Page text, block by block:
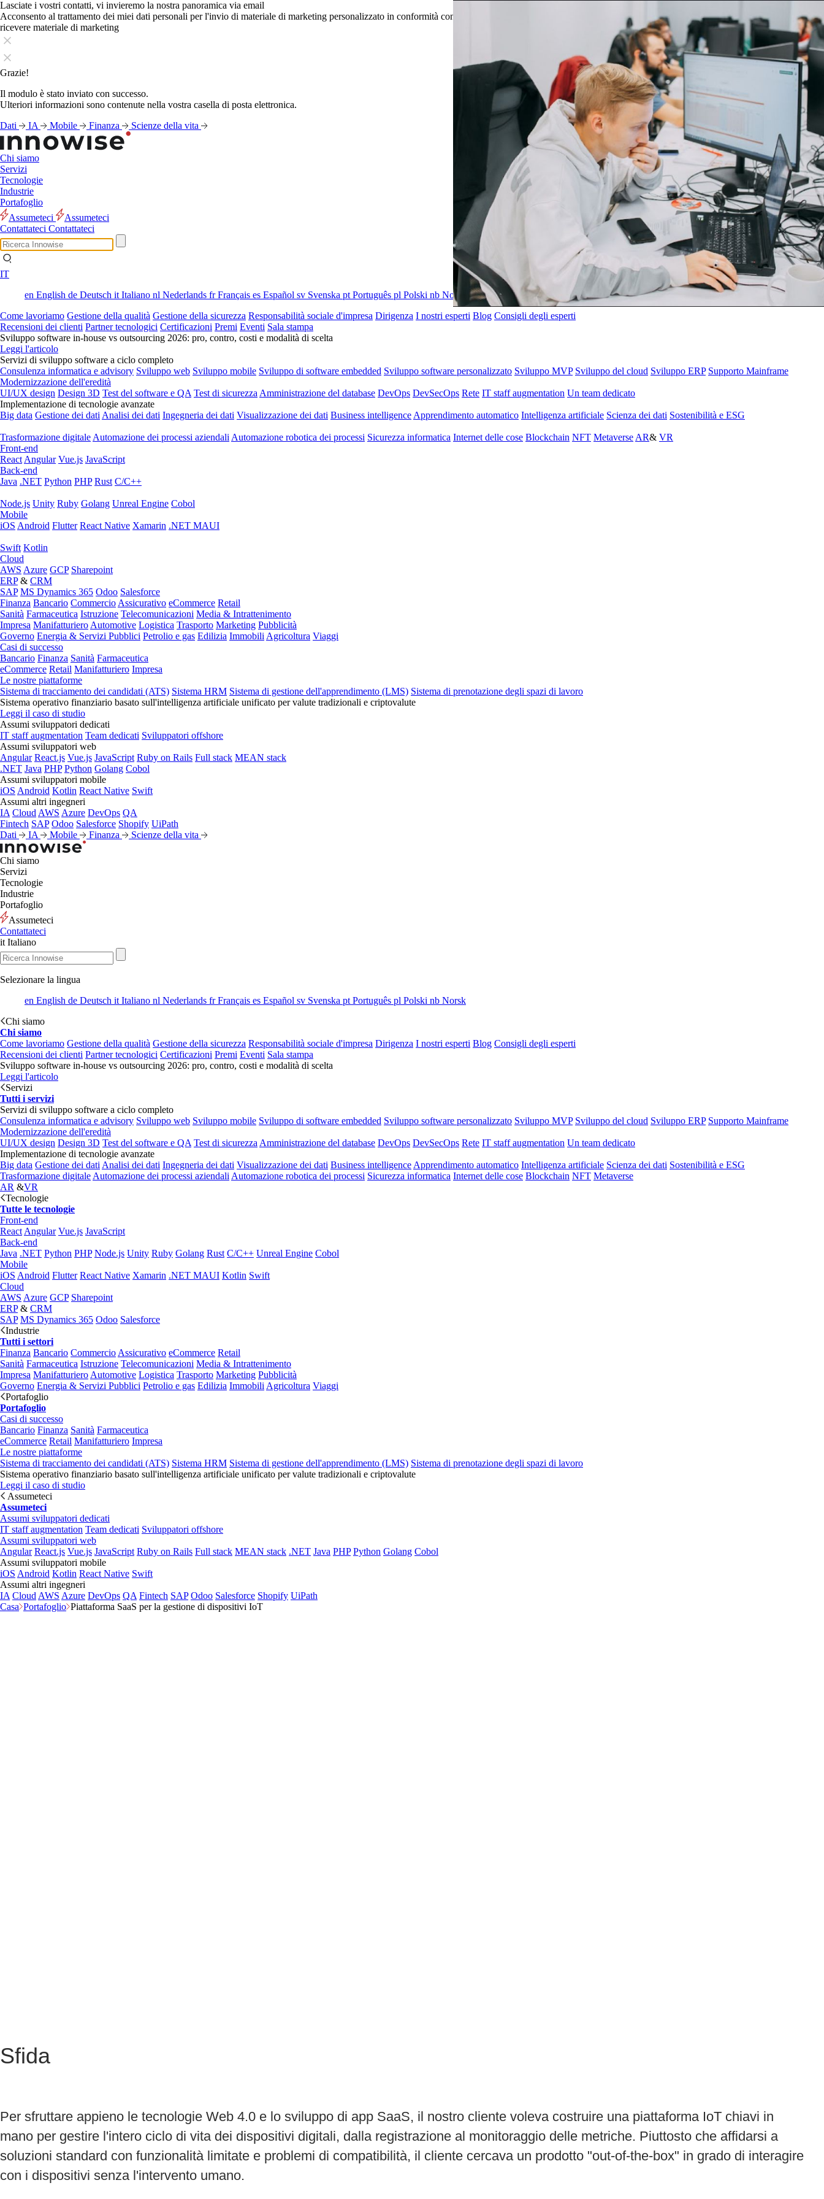
Lasciate i vostri contatti, vi invieremo la nostra panoramica via email
Acconsento al trattamento dei miei dati personali per l'invio di materiale di marketing personalizzato in conformità con la normativa vigente.
Informativa sulla privacy
. Confermando l'invio, l'utente accetta di
ricevere materiale di marketing
Grazie!
Il modulo è stato inviato con successo.
Ulteriori informazioni sono contenute nella vostra casella di posta elettronica.
Dati
IA Mobile Finanza Scienze della vita
Chi siamo
Servizi
Tecnologie
Industrie
Portafoglio
Assumeteci
Assumeteci
Contattateci Contattateci
IT
en English de Deutsch it Italiano nl Nederlands frFrançais es Español sv Svenska pt Português pl Polski nb Norsk
Come lavoriamo Gestione della qualità Gestione della sicurezza Responsabilità sociale d'impresa Dirigenza I nostri esperti Blog Consigli degli esperti
Recensioni dei clienti Partner tecnologici Certificazioni Premi Eventi Sala stampa
Sviluppo software in-house vs outsourcing 2026: pro, contro, costi e modalità di scelta
Leggi l'articolo
Servizi di sviluppo software a ciclo completo
Consulenza informatica e advisory Sviluppo web Sviluppo mobile Sviluppo di software embedded Sviluppo software personalizzato Sviluppo MVP Sviluppo del cloud Sviluppo ERP Supporto Mainframe
Modernizzazione dell'eredità
UI/UX design Design 3D Test del software e QA Test di sicurezza Amministrazione del database DevOps DevSecOps Rete IT staff augmentation Un team dedicato
Implementazione di tecnologie avanzate
Big data Gestione dei dati Analisi dei dati Ingegneria dei dati Visualizzazione dei dati Business intelligence Apprendimento automatico Intelligenza artificiale Scienza dei dati Sostenibilità e ESG
Trasformazione digitale Automazione dei processi aziendali Automazione robotica dei processi Sicurezza informatica Internet delle cose Blockchain NFT Metaverse AR& VR
Front-end
React Angular Vue.js JavaScript
Back-end
Java .NET Python PHP Rust C/C++
Node.js Unity Ruby Golang Unreal Engine Cobol
Mobile
iOS Android Flutter React Native Xamarin .NET MAUI
Swift Kotlin
Cloud
AWS Azure GCP Sharepoint
ERP& CRM
SAP MS Dynamics 365 Odoo Salesforce
Finanza Bancario Commercio Assicurativo eCommerce Retail
Sanità Farmaceutica Istruzione Telecomunicazioni Media & Intrattenimento
Impresa Manifatturiero Automotive Logistica Trasporto Marketing Pubblicità
Governo Energia & Servizi Pubblici Petrolio e gas Edilizia Immobili Agricoltura Viaggi
Casi di successo
Bancario Finanza Sanità Farmaceutica
eCommerce Retail Manifatturiero Impresa
Le nostre piattaforme
Sistema di tracciamento dei candidati (ATS) Sistema HRM Sistema di gestione dell'apprendimento (LMS) Sistema di prenotazione degli spazi di lavoro
Sistema operativo finanziario basato sull'intelligenza artificiale unificato per valute tradizionali e criptovalute
Leggi il caso di studio
Assumi sviluppatori dedicati
IT staff augmentation Team dedicati Sviluppatori offshore
Assumi sviluppatori web
Angular React.js Vue.js JavaScript Ruby on Rails Full stack MEAN stack
.NET Java PHP Python Golang Cobol
Assumi sviluppatori mobile
iOS Android Kotlin React Native Swift
Assumi altri ingegneri
IA Cloud AWS Azure DevOps QA
Fintech SAP Odoo Salesforce Shopify UiPath
Dati
IA Mobile Finanza Scienze della vita
Chi siamo
Servizi
Tecnologie
Industrie
Portafoglio
Assumeteci
Contattateci
it Italiano
Selezionare la lingua
en English de Deutsch it Italiano nl Nederlands frFrançais es Español sv Svenska pt Português pl Polski nb Norsk
Chi siamo
Chi siamo
Come lavoriamo Gestione della qualità Gestione della sicurezza Responsabilità sociale d'impresa Dirigenza I nostri esperti Blog Consigli degli esperti
Recensioni dei clienti Partner tecnologici Certificazioni Premi Eventi Sala stampa
Sviluppo software in-house vs outsourcing 2026: pro, contro, costi e modalità di scelta
Leggi l'articolo
Servizi
Tutti i servizi
Servizi di sviluppo software a ciclo completo
Consulenza informatica e advisory Sviluppo web Sviluppo mobile Sviluppo di software embedded Sviluppo software personalizzato Sviluppo MVP Sviluppo del cloud Sviluppo ERP Supporto Mainframe
Modernizzazione dell'eredità
UI/UX design Design 3D Test del software e QA Test di sicurezza Amministrazione del database DevOps DevSecOps Rete IT staff augmentation Un team dedicato
Implementazione di tecnologie avanzate
Big data Gestione dei dati Analisi dei dati Ingegneria dei dati Visualizzazione dei dati Business intelligence Apprendimento automatico Intelligenza artificiale Scienza dei dati Sostenibilità e ESG
Trasformazione digitale Automazione dei processi aziendali Automazione robotica dei processi Sicurezza informatica Internet delle cose Blockchain NFT Metaverse
AR &VR
Tecnologie
Tutte le tecnologie
Front-end
React Angular Vue.js JavaScript
Back-end
Java .NET Python PHP Node.js Unity Ruby Golang Rust C/C++ Unreal Engine Cobol
Mobile
iOS Android Flutter React Native Xamarin .NET MAUI Kotlin Swift
Cloud
AWS Azure GCP Sharepoint
ERP& CRM
SAP MS Dynamics 365 Odoo Salesforce
Industrie
Tutti i settori
Finanza Bancario Commercio Assicurativo eCommerce Retail
Sanità Farmaceutica Istruzione Telecomunicazioni Media & Intrattenimento
Impresa Manifatturiero Automotive Logistica Trasporto Marketing Pubblicità
Governo Energia & Servizi Pubblici Petrolio e gas Edilizia Immobili Agricoltura Viaggi
Portafoglio
Portafoglio
Casi di successo
Bancario Finanza Sanità Farmaceutica
eCommerce Retail Manifatturiero Impresa
Le nostre piattaforme
Sistema di tracciamento dei candidati (ATS) Sistema HRM Sistema di gestione dell'apprendimento (LMS) Sistema di prenotazione degli spazi di lavoro
Sistema operativo finanziario basato sull'intelligenza artificiale unificato per valute tradizionali e criptovalute
Leggi il caso di studio
Assumeteci
Assumeteci
Assumi sviluppatori dedicati
IT staff augmentation Team dedicati Sviluppatori offshore
Assumi sviluppatori web
Angular React.js Vue.js JavaScript Ruby on Rails Full stack MEAN stack .NET Java PHP Python Golang Cobol
Assumi sviluppatori mobile
iOS Android Kotlin React Native Swift
Assumi altri ingegneri
IA Cloud AWS Azure DevOps QA Fintech SAP Odoo Salesforce Shopify UiPath
Casa Portafoglio Piattaforma SaaS per la gestione di dispositivi IoT
Sfida
Per sfruttare appieno le tecnologie Web 4.0 e lo sviluppo di app SaaS, il nostro cliente voleva costruire una piattaforma IoT chiavi in
mano per gestire l'intero ciclo di vita dei dispositivi digitali, dalla registrazione al monitoraggio delle metriche. Piuttosto che affidarsi a
soluzioni standard con funzionalità limitate e problemi di compatibilità, il cliente cercava un prodotto "out-of-the-box" in grado di interagire
con i dispositivi senza l'intervento umano.